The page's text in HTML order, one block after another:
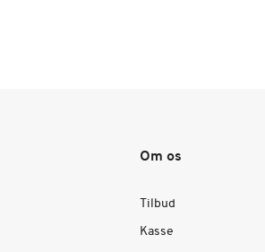
Om os
Tilbud
Kasse